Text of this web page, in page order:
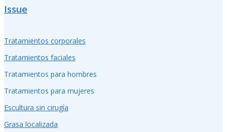
Issue
Tratamientos corporales
Tratamientos faciales
Tratamientos para hombres
Tratamientos para mujeres
Escultura sin cirugía
Grasa localizada